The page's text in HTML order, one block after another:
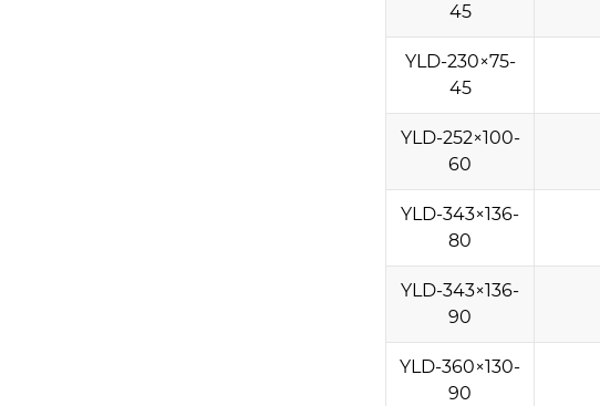
45
YLD-230×75-
45
YLD-252×100-
60
YLD-343×136-
80
YLD-343×136-
90
YLD-360×130-
90